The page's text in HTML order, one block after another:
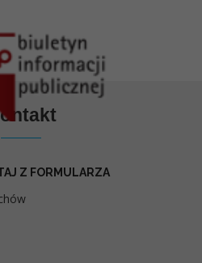
Z FORMULARZA